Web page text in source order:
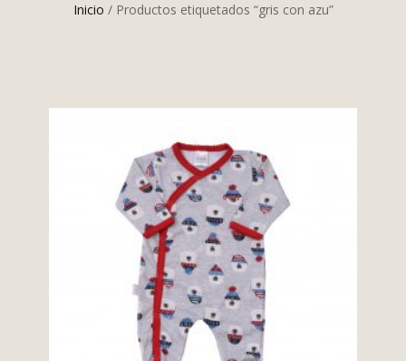
Inicio / Productos etiquetados “gris con azu”